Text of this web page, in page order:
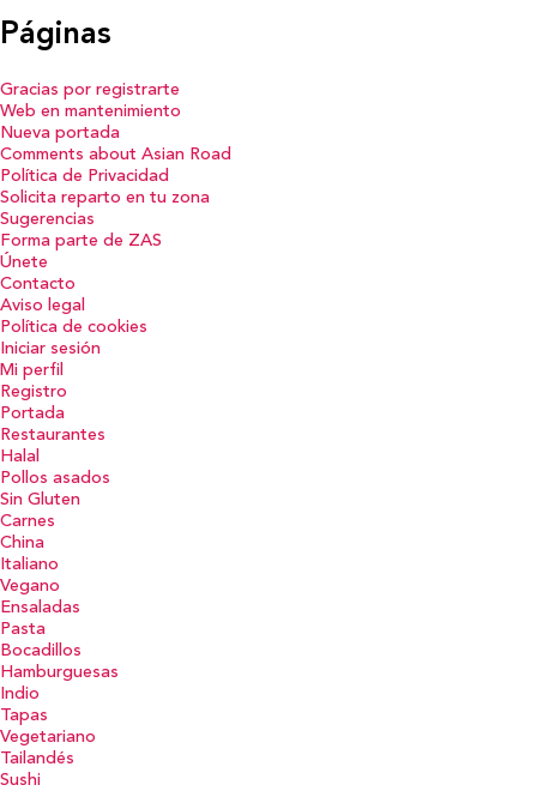
Páginas
Gracias por registrarte
Web en mantenimiento
Nueva portada
Comments about Asian Road
Política de Privacidad
Solicita reparto en tu zona
Sugerencias
Forma parte de ZAS
Únete
Contacto
Aviso legal
Política de cookies
Iniciar sesión
Mi perfil
Registro
Portada
Restaurantes
Halal
Pollos asados
Sin Gluten
Carnes
China
Italiano
Vegano
Ensaladas
Pasta
Bocadillos
Hamburguesas
Indio
Tapas
Vegetariano
Tailandés
Sushi